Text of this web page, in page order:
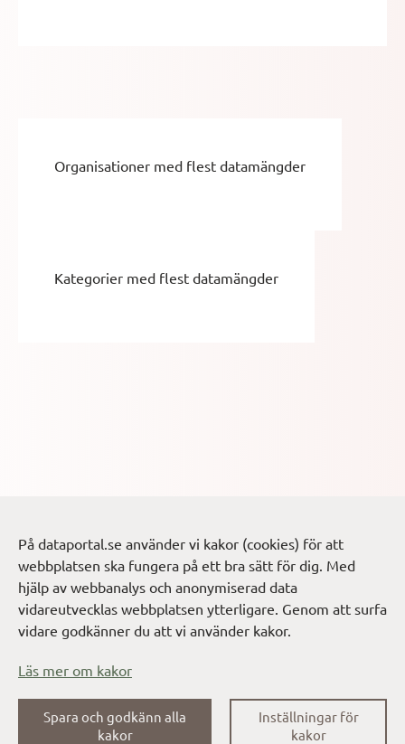
På dataportal.se använder vi kakor (cookies) för att
webbplatsen ska fungera på ett bra sätt för dig. Med
hjälp av webbanalys och anonymiserad data
vidareutvecklas webbplatsen ytterligare. Genom att surfa
vidare godkänner du att vi använder kakor.
Läs mer om kakor
Spara och godkänn alla
kakor
Inställningar för
kakor
Organisationer med flest datamängder
Kategorier med flest datamängder